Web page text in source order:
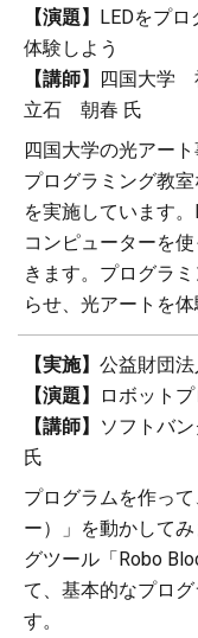
【演題】
LEDをプ
体験しよう
【講師】
四国大学
立石 朝春 氏
四国大学の光アー
プログラミング教
を実施しています
コンピューターを
きます。プログラ
らせ、光アートを体
【実施】 公益財団
【演題】
ロボット
【講師】
ソフトバ
氏
プログラムを作っ
ー）」を動かして
グツール「Robo
て、基本的なプロ
す。